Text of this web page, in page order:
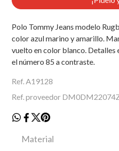
Polo Tommy Jeans modelo
color azul marino y amarillo.
vuelto en color blanco. Detalles
el número 85 a contraste.
Ref. A19128
Ref. proveedor
Material